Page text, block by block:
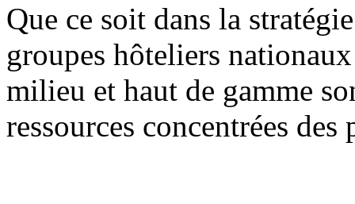
Que ce soit dans la
groupes hôteliers
milieu et haut de gamme
ressources concentrées